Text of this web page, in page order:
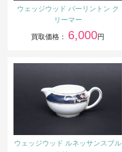
ウェッジウッド バーリントン ク
リーマー
買取価格： 6,000円
ウェッジウッド ルネッサンスブル